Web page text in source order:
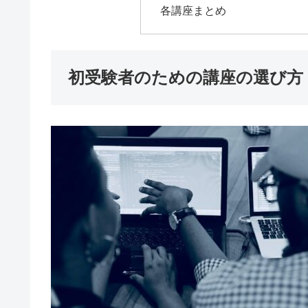
各講座まとめ
初受験者のための講座の選び方